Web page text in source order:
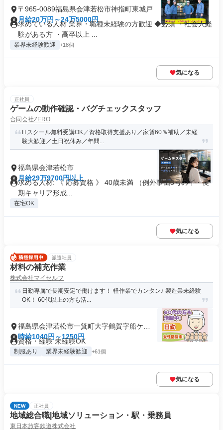
〒965-0089福島県会津若松市神指町東城戸
月給20万円～24万5000円
求めている人材 業界・職種未経験の方歓迎 ◆必須 ・社会人経
験がある方 ・高卒以上 ...
業界未経験歓迎 +18個
気になる
正社員
ゲームの動作確認・バグチェックスタッフ
合同会社ZERO
ITスクール無料受講OK／資格取得支援あり／家賃60％補助／未経
験大歓迎／土日祝休み／年間...
福島県会津若松市
月給29万9700円以上
求める人材: 《 応募資格 》 40歳未満 （例外事由3号のイ・長
期キャリア形成...
在宅OK
気になる
派遣社員
材料の補充作業
株式会社マイセルフ
日勤専属で長期安定で働けます！ 軽作業でカンタン♪ 製造業未経験
OK！ 60代以上の方も活...
福島県会津若松市一箕町大字鶴賀字船ケ森
東
時給1040円～1250円
資格・経験 未経験OK
制服あり 業界未経験歓迎 +61個
気になる
NEW 正社員
地域総合職|地域ソリューション・駅・乗務員
東日本旅客鉄道株式会社